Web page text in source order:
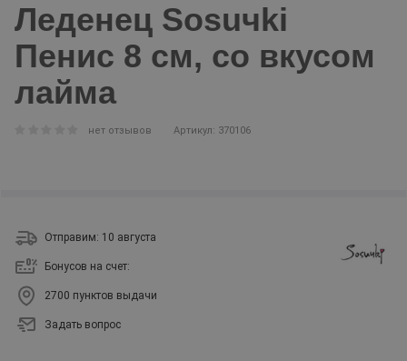
Леденец Sosuчki
Пенис 8 см, со вкусом
лайма
нет отзывов Артикул: 370106
Отправим: 10 августа
Бонусов на счет:
2700 пунктов выдачи
Задать вопрос